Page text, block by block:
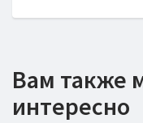
Вам также
интересно